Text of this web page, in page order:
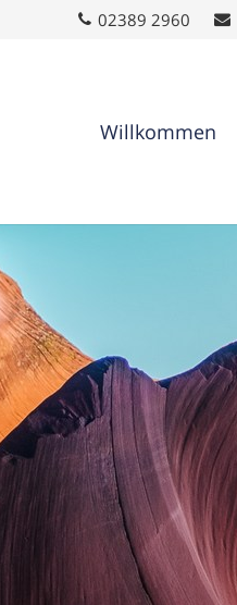
02389 2960
Willkommen